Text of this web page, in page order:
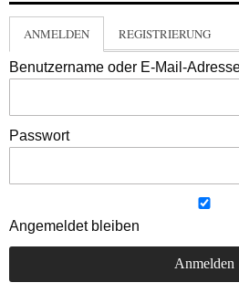
ANMELDEN REGISTRIERUNG
Benutzername oder E-Mail-
Passwort
Angemeldet bleiben